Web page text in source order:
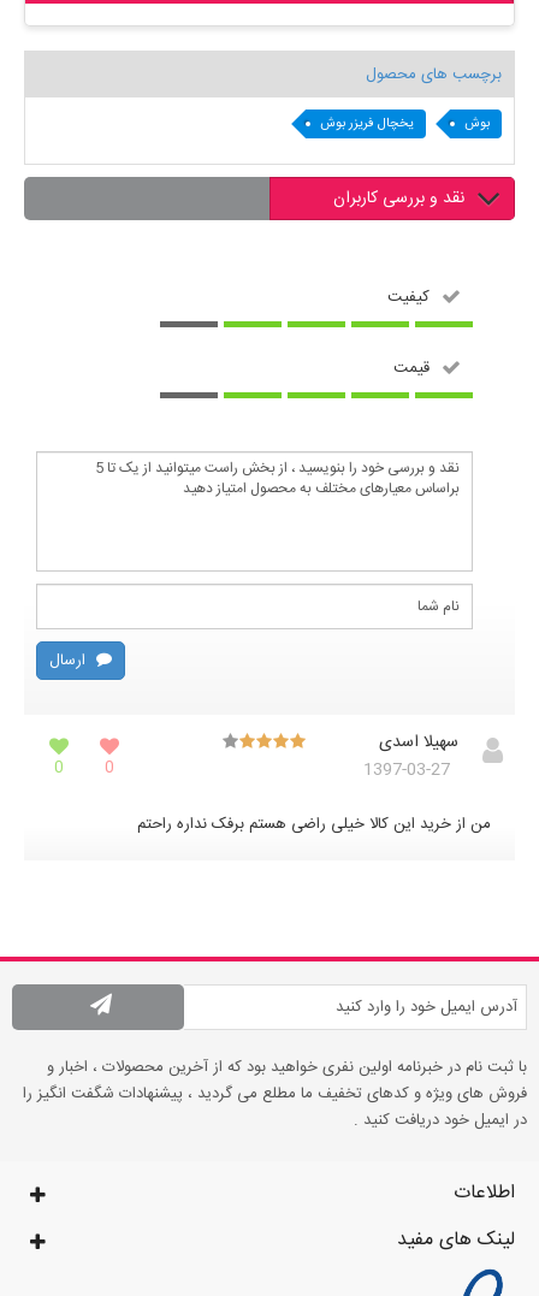
برچسب های محصول
بوش یخچال فریزر بوش
نقد و بررسی کاربران
کیفیت
قیمت
ارسال
سهیلا اسدی
1397-03-27
0
0
من از خرید این کالا خیلی راضی هستم برفک نداره راحتم
با ثبت نام در خبرنامه اولین نفری خواهید بود که از آخرین محصولات ، اخبار و
فروش های ویژه و کدهای تخفیف ما مطلع می گردید ، پیشنهادات شگفت انگیز را
در ایمیل خود دریافت کنید .
اطلاعات
لینک های مفید